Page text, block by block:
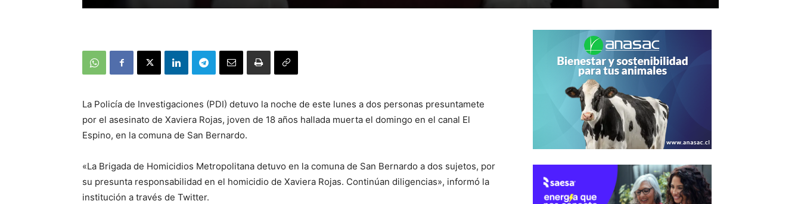
La Policía de Investigaciones (PDI) detuvo la noche de este lunes a dos personas presuntamete
por el asesinato de Xaviera Rojas, joven de 18 años hallada muerta el domingo en el canal El
Espino, en la comuna de San Bernardo.
«La Brigada de Homicidios Metropolitana detuvo en la comuna de San Bernardo a dos sujetos, por
su presunta responsabilidad en el homicidio de Xaviera Rojas. Continúan diligencias», informó la
institución a través de Twitter.